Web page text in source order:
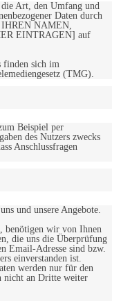
Art, den Umfang und
Daten durch
IHREN NAMEN,
EINTRAGEN] auf
finden sich im
(TMG).
Beispiel per
des Nutzers zwecks
Anschlussfragen
und unsere Angebote.
benötigen wir von Ihnen
die uns die Überprüfung
Email-Adresse sind bzw.
einverstanden ist.
werden nur für den
nicht an Dritte weiter